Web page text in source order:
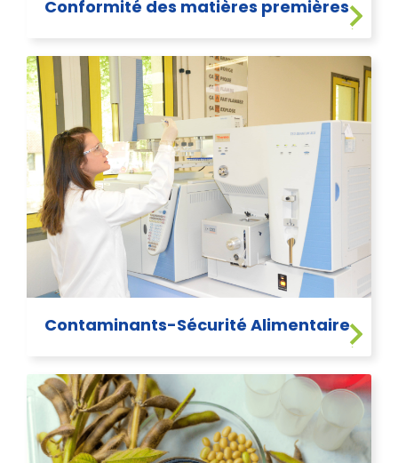
Conformité des matières premières
Contaminants-Sécurité Alimentaire